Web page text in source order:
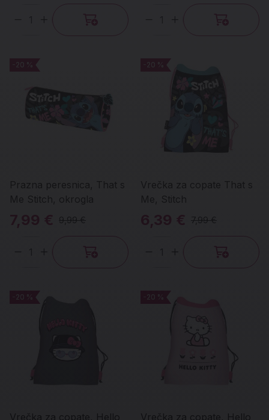
Količina
Prazna peresnica, That s
Me Stitch, okrogla
7,99 € 9,99 €
Količina
Vrečka za copate That s
Me, Stitch
6,39 € 7,99 €
Količina
-20 %
Vrečka za copate, Hello
-20 % -20 %
Vrečka za copate, Hello
-20 %